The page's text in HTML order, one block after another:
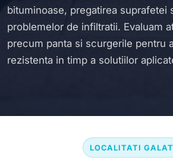
bituminoase, pregatirea suprafetei
problemelor de infiltratii. Evaluam
precum panta si scurgerile pentru
rezistenta in timp a solutiilor
LOCALITATI